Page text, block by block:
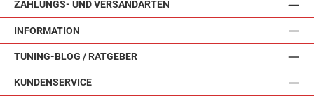
ZAHLUNGS- UND VERSANDARTEN
INFORMATION
TUNING-BLOG / RATGEBER
KUNDENSERVICE